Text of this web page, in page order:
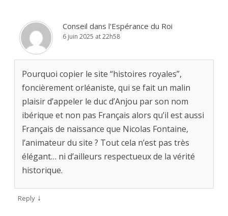
Conseil dans l'Espérance du Roi
6 juin 2025 at 22h58
Pourquoi copier le site “histoires royales”,
foncièrement orléaniste, qui se fait un malin
plaisir d’appeler le duc d’Anjou par son nom
ibérique et non pas Français alors qu’il est aussi
Français de naissance que Nicolas Fontaine,
l’animateur du site ? Tout cela n’est pas très
élégant… ni d’ailleurs respectueux de la vérité
historique.
Reply ↓